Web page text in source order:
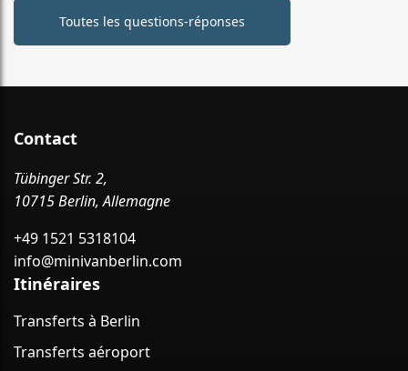
Toutes les questions-réponses
Contact
Tübinger Str. 2,
10715 Berlin, Allemagne
+49 1521 5318104
info@minivanberlin.com
Itinéraires
Transferts à Berlin
Transferts aéroport